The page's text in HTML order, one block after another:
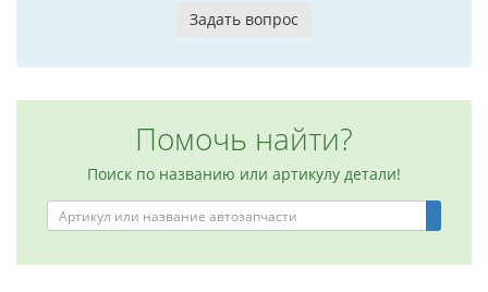
Задать вопрос
Помочь найти?
Поиск по названию или артикулу детали!